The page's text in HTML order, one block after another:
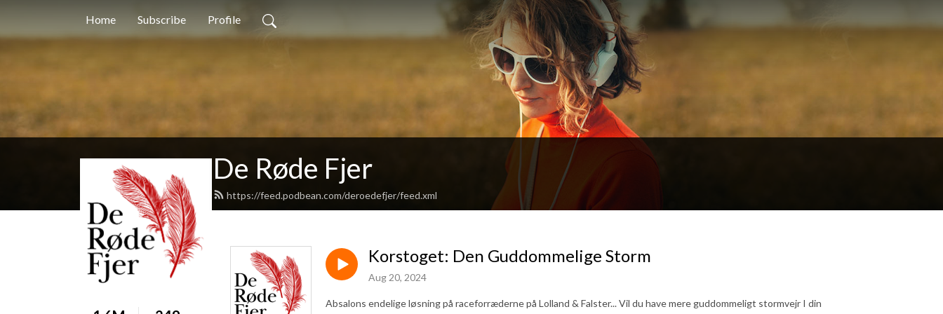
Home Subscribe Profile
De Røde Fjer
https://feed.podbean.com/deroedefjer/feed.xml
Korstoget: Den Guddommelige Storm
Aug 20, 2024
Absalons endelige løsning på raceforræderne på Lolland & Falster... Vil du have mere guddommeligt stormvejr I din